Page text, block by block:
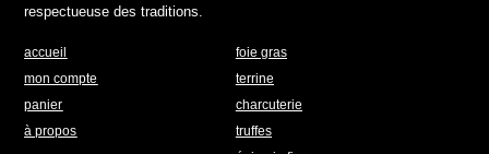
respectueuse des traditions.
accueil
mon compte
panier
à propos
foie gras
terrine
charcuterie
truffes